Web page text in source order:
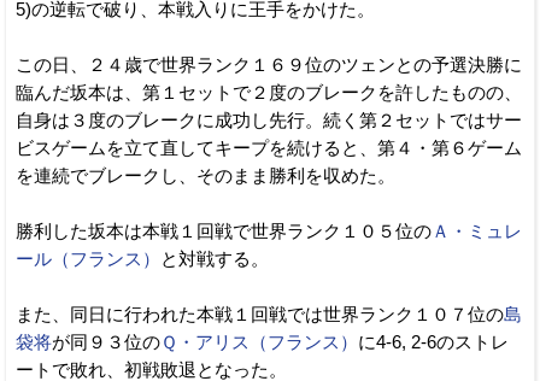
5)の逆転で破り、本戦入りに王手をかけた。
この日、２４歳で世界ランク１６９位のツェンとの予選決勝に
臨んだ坂本は、第１セットで２度のブレークを許したものの、
自身は３度のブレークに成功し先行。続く第２セットではサー
ビスゲームを立て直してキープを続けると、第４・第６ゲーム
を連続でブレークし、そのまま勝利を収めた。
勝利した坂本は本戦１回戦で世界ランク１０５位のＡ・ミュレ
ール（フランス）
と対戦する。
また、同日に行われた本戦１回戦では世界ランク１０７位の島
袋将が同９３位のＱ・アリス（フランス） に4-6, 2-6のストレ
ートで敗れ、初戦敗退となった。